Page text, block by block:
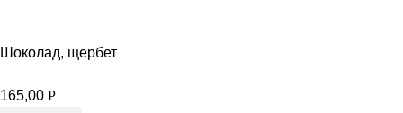
Шоколад, щербет
165,00 Р